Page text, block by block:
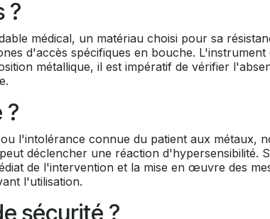
?
médical, un matériau choisi pour sa
d'accès spécifiques en bouche.
métallique, il est impératif de vérifier
?
l'intolérance connue du patient aux métaux,
déclencher une réaction d'hypersensibilité.
de l'intervention et la mise en œuvre des
l'utilisation.
sécurité ?